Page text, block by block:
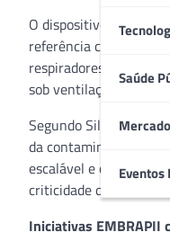
Saúde
Mercado
Eventos
O dispositivo, de fácil
referência como
respiradores servindo
sob ventilação
Segundo Silmar
da contaminação no
escalável e com
criticidade do cenário
Iniciativas EMBRAPII